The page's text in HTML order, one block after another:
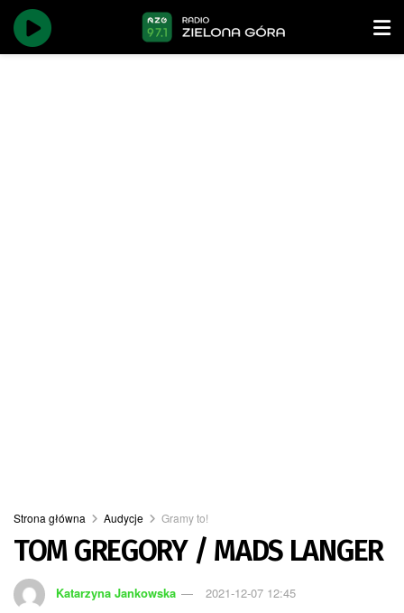
Strona główna Audycje Gramy to!
TOM GREGORY / MADS LANGER
Katarzyna Jankowska 2021-12-07 12:45